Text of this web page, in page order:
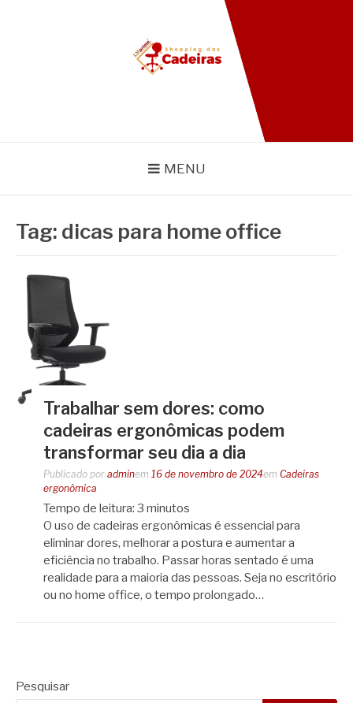
BLOG SHOPPING DAS
CADEIRAS
MENU
Tag: dicas para home office
Trabalhar sem dores: como
cadeiras ergonômicas podem
transformar seu dia a dia
Publicado por adminem 16 de novembro de 2024em Cadeiras
ergonômica
Tempo de leitura: 3 minutos
O uso de cadeiras ergonômicas é essencial para
eliminar dores, melhorar a postura e aumentar a
eficiência no trabalho. Passar horas sentado é uma
realidade para a maioria das pessoas. Seja no escritório
ou no home office, o tempo prolongado…
Pesquisar